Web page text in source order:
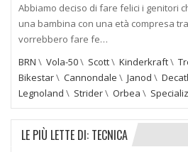
Abbiamo deciso di fare felici i genitori
una bambina con una età compresa
vorrebbero fare fe…
BRN \ Vola-50\ Scott\ Kinderkraft\
Bikestar\ Cannondale \ Janod \
Legnoland \ Strider\ Orbea \
LE PIÙ LETTE DI: TECNICA